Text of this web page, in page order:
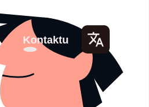
Lang
uage
Kontaktu